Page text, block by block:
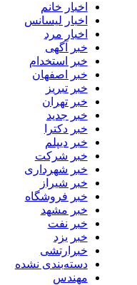
اخبار خانم
اخبار لیسانس
اخبار مرد
خبر آگهی
خبر استخدام
خبر اصفهان
خبر تبریز
خبر تهران
خبر جدید
خبر دکترا
خبر دیپلم
خبر شرکت
خبر شهرداری
خبر شیراز
خبر فروشگاه
خبر مشهد
خبر نفت
خبر یزد
خبرارتشی
دسته‌بندی نشده
مهندس